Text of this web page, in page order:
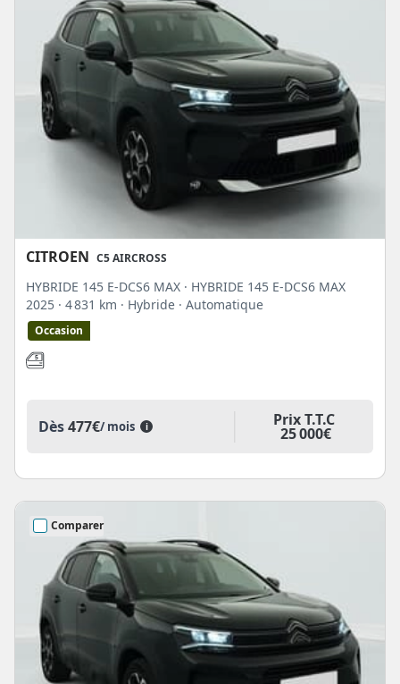
CITROEN C5 AIRCROSS
HYBRIDE 145 E-DCS6 MAX · HYBRIDE 145 E-DCS6 MAX
2025 · 4 831 km · Hybride · Automatique
Occasion
Dès477€/ mois i Prix T.T.C
25 000€
Comparer